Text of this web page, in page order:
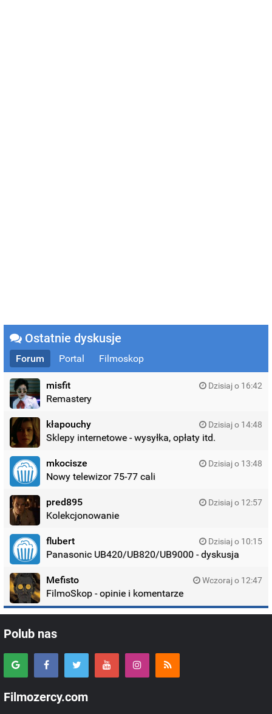
Ostatnie dyskusje
Forum Portal Filmoskop
misfit Dzisiaj o 16:42
Remastery
kłapouchy Dzisiaj o 14:48
Sklepy internetowe - wysyłka, opłaty itd.
mkocisze Dzisiaj o 13:48
Nowy telewizor 75-77 cali
pred895 Dzisiaj o 12:57
Kolekcjonowanie
flubert Dzisiaj o 10:15
Panasonic UB420/UB820/UB9000 - dyskusja
Mefisto Wczoraj o 12:47
FilmoSkop - opinie i komentarze
Polub nas
Filmozercy.com